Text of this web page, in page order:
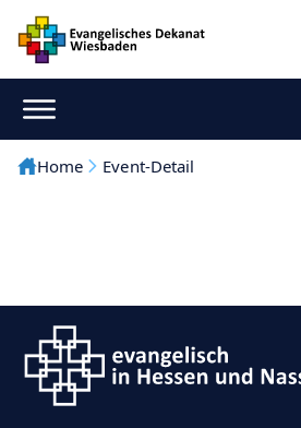
Home Event-Detail